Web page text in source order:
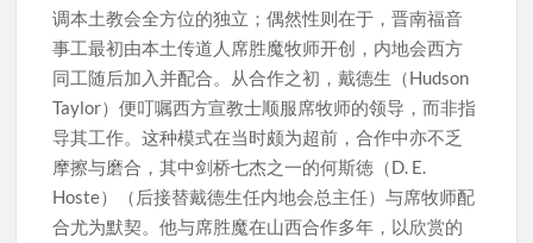
调本土教会全方位的独立；偶然性则在于，晋南福音
事工最初由本土传道人席胜魔牧师开创，内地会西方
同工随后加入并配合。从合作之初，戴德生（Hudson
Taylor）便叮嘱西方宣教士顺服席牧师的领导，而非指
导其工作。这种模式在当时颇为超前，合作中亦不乏
摩擦与磨合，其中剑桥七杰之一的何斯徳（D. E.
Hoste）（后接替戴德生任内地会总主任）与席牧师配
合尤为默契。他与席胜魔在山西合作多年，以欣赏的